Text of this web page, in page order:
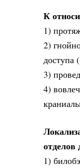
К
1)
2)
доступа
3)
4)
отделов
1)